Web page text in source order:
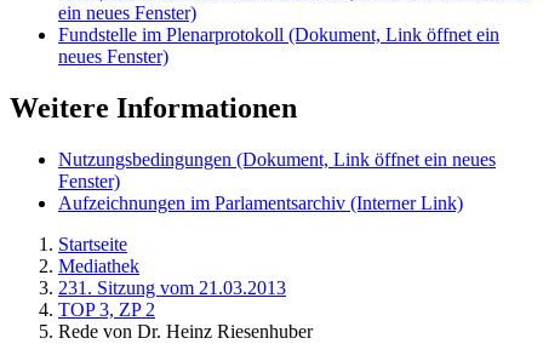
ein neues Fenster)
Fundstelle im Plenarprotokoll (Dokument, Link öffnet ein
neues Fenster)
Weitere Informationen
Nutzungsbedingungen (Dokument, Link öffnet ein neues
Fenster)
Aufzeichnungen im Parlamentsarchiv (Interner Link)
Startseite
Mediathek
231. Sitzung vom 21.03.2013
TOP 3, ZP 2
Rede von Dr. Heinz Riesenhuber